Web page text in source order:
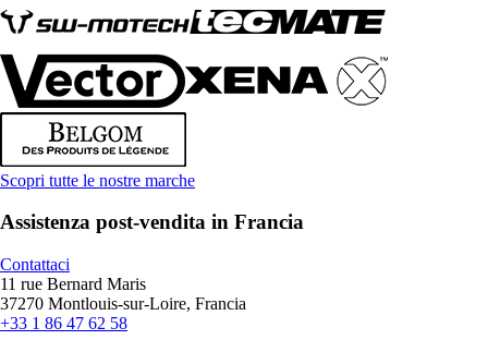
Scopri tutte le nostre marche
Assistenza post-vendita in Francia
Contattaci
11 rue Bernard Maris
37270 Montlouis-sur-Loire, Francia
+33 1 86 47 62 58